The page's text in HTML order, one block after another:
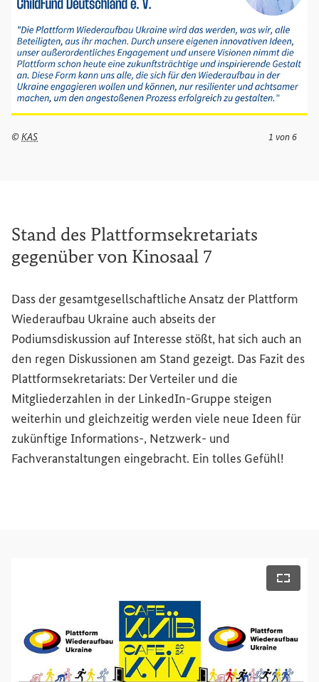
© KAS 1 von 6
Stand des Plattformsekretariats
gegenüber von Kinosaal 7
Dass der gesamtgesellschaftliche Ansatz der Plattform
Wiederaufbau Ukraine auch abseits der
Podiumsdiskussion auf Interesse stößt, hat sich auch an
den regen Diskussionen am Stand gezeigt. Das Fazit des
Plattformsekretariats: Der Verteiler und die
Mitgliederzahlen in der LinkedIn-Gruppe steigen
weiterhin und gleichzeitig werden viele neue Ideen für
zukünftige Informations-, Netzwerk- und
Fachveranstaltungen eingebracht. Ein tolles Gefühl!